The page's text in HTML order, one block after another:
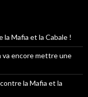
Mafia et la Cabale !
va encore mettre une
la Mafia et la